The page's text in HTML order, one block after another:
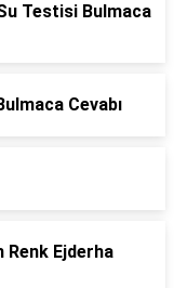
Su Testisi Bulmaca
Cevabı
Renk Ejderha